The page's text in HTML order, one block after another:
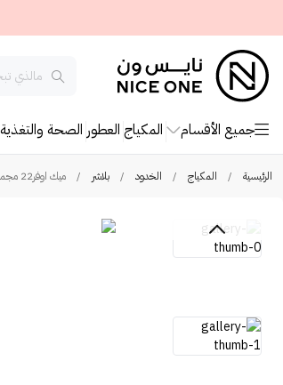
جميع الأقسام المكياج العطور الصحة والتغذية
الرئيسية / المكياج / الخدود / بلاشر / ميك اوفر22 مجموعة احمر الخدود كاندي تشيك 6 ألوان - M3201